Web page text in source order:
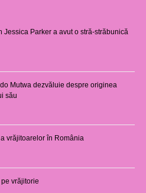
Jessica Parker a avut o stră-străbunică
Mutwa dezvăluie despre originea
său
vrăjitoarelor în România
vrăjitorie